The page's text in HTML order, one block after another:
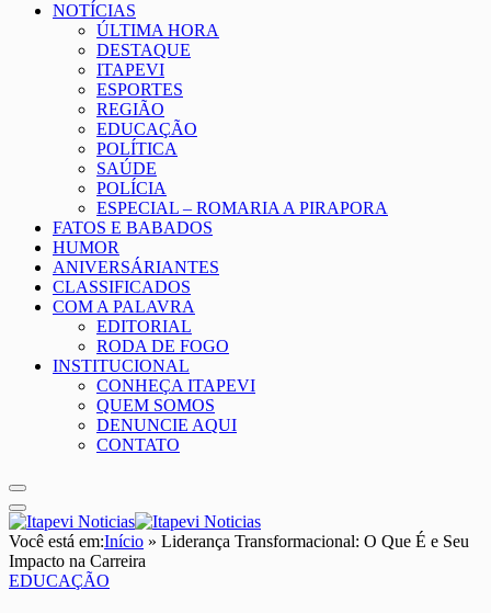
NOTÍCIAS
ÚLTIMA HORA
DESTAQUE
ITAPEVI
ESPORTES
REGIÃO
EDUCAÇÃO
POLÍTICA
SAÚDE
POLÍCIA
ESPECIAL – ROMARIA A PIRAPORA
FATOS E BABADOS
HUMOR
ANIVERSÁRIANTES
CLASSIFICADOS
COM A PALAVRA
EDITORIAL
RODA DE FOGO
INSTITUCIONAL
CONHEÇA ITAPEVI
QUEM SOMOS
DENUNCIE AQUI
CONTATO
Você está em:Início » Liderança Transformacional: O Que É e Seu
Impacto na Carreira
EDUCAÇÃO